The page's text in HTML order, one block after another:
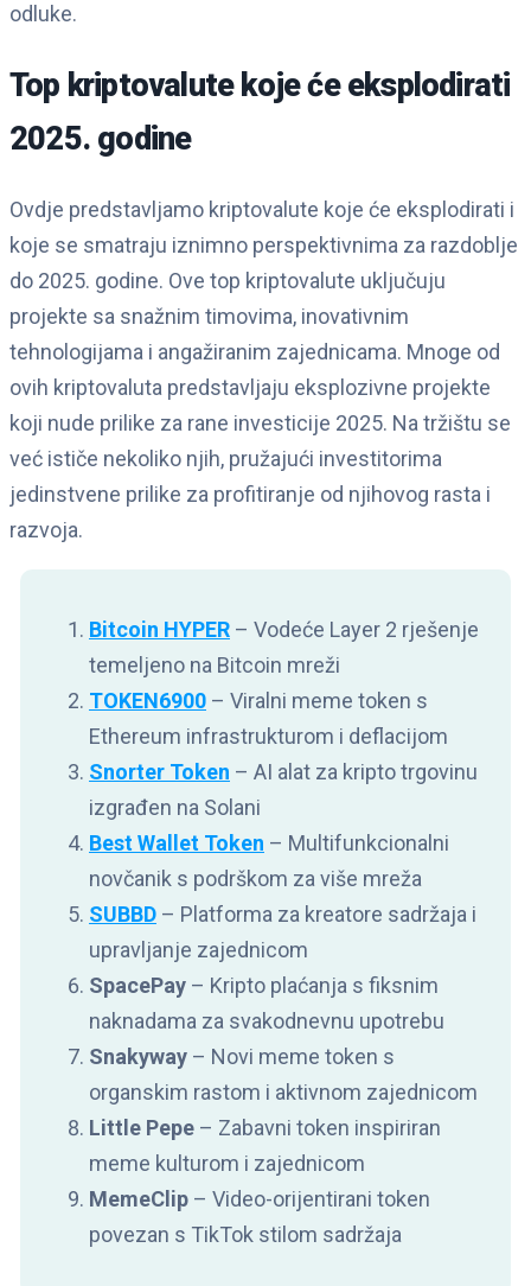
odluke.
Top kriptovalute koje će eksplodirati
2025. godine
Ovdje predstavljamo kriptovalute koje će eksplodirati i
koje se smatraju iznimno perspektivnima za razdoblje
do 2025. godine. Ove top kriptovalute uključuju
projekte sa snažnim timovima, inovativnim
tehnologijama i angažiranim zajednicama. Mnoge od
ovih kriptovaluta predstavljaju eksplozivne projekte
koji nude prilike za rane investicije 2025. Na tržištu se
već ističe nekoliko njih, pružajući investitorima
jedinstvene prilike za profitiranje od njihovog rasta i
razvoja.
Bitcoin HYPER – Vodeće Layer 2 rješenje
temeljeno na Bitcoin mreži
TOKEN6900 – Viralni meme token s
Ethereum infrastrukturom i deflacijom
Snorter Token – AI alat za kripto trgovinu
izgrađen na Solani
Best Wallet Token – Multifunkcionalni
novčanik s podrškom za više mreža
SUBBD – Platforma za kreatore sadržaja i
upravljanje zajednicom
SpacePay – Kripto plaćanja s fiksnim
naknadama za svakodnevnu upotrebu
Snakyway – Novi meme token s
organskim rastom i aktivnom zajednicom
Little Pepe – Zabavni token inspiriran
meme kulturom i zajednicom
MemeClip – Video-orijentirani token
povezan s TikTok stilom sadržaja